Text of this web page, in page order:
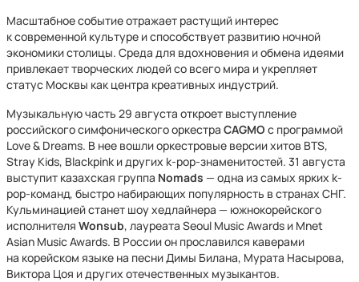
Масштабное событие отражает растущий интерес
к современной культуре и способствует развитию ночной
экономики столицы. Среда для вдохновения и обмена идеями
привлекает творческих людей со всего мира и укрепляет
статус Москвы как центра креативных индустрий.
Музыкальную часть 29 августа откроет выступление
российского симфонического оркестра CAGMO с программой
Love & Dreams. В нее вошли оркестровые версии хитов BTS,
Stray Kids, Blackpink и других k-pop-знаменитостей. 31 августа
выступит казахская группа Nomads — одна из самых ярких k-
pop-команд, быстро набирающих популярность в странах СНГ.
Кульминацией станет шоу хедлайнера — южнокорейского
исполнителя Wonsub, лауреата Seoul Music Awards и Mnet
Asian Music Awards. В России он прославился каверами
на корейском языке на песни Димы Билана, Мурата Насырова,
Виктора Цоя и других отечественных музыкантов.